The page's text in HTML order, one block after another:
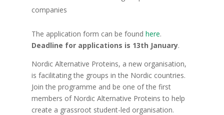
companies
The application form can be found here.
Deadline for applications is 13th January.
Nordic Alternative Proteins, a new organisation,
is facilitating the groups in the Nordic countries.
Join the programme and be one of the first
members of Nordic Alternative Proteins to help
create a grassroot student-led organisation.